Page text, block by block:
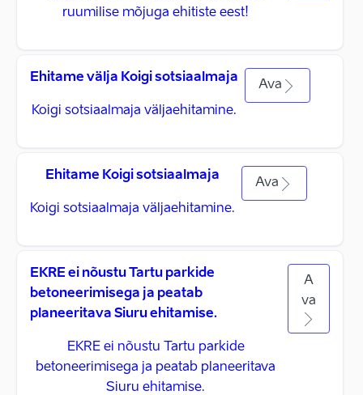
ruumilise mõjuga ehitiste eest!
Ehitame välja Koigi sotsiaalmaja
Koigi sotsiaalmaja väljaehitamine.
Ava
Ehitame Koigi sotsiaalmaja
Koigi sotsiaalmaja väljaehitamine.
Ava
EKRE ei nõustu Tartu parkide
betoneerimisega ja peatab
planeeritava Siuru ehitamise.
EKRE ei nõustu Tartu parkide
betoneerimisega ja peatab planeeritava
Siuru ehitamise.
A
va